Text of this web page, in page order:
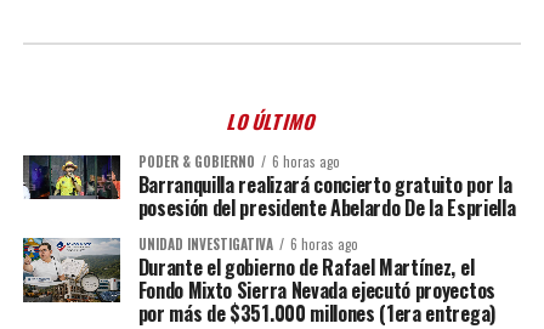
LO ÚLTIMO
PODER & GOBIERNO 6 horas ago
Barranquilla realizará concierto gratuito por la
posesión del presidente Abelardo De la Espriella
UNIDAD INVESTIGATIVA 6 horas ago
Durante el gobierno de Rafael Martínez, el
Fondo Mixto Sierra Nevada ejecutó proyectos
por más de $351.000 millones (1era entrega)